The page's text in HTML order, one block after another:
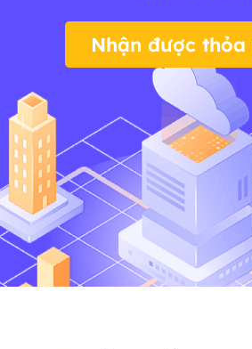
Nhận được thỏa